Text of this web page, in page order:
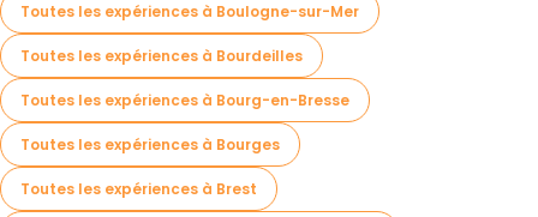
Toutes les expériences à Boulogne-sur-Mer
Toutes les expériences à Bourdeilles
Toutes les expériences à Bourg-en-Bresse
Toutes les expériences à Bourges
Toutes les expériences à Brest